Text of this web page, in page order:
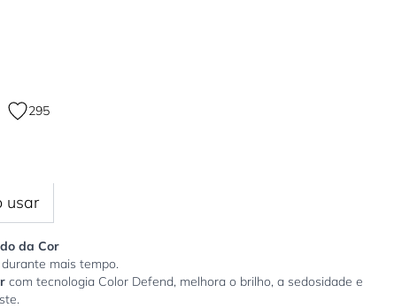
295
da Cor
mais tempo.
com tecnologia Color Defend, melhora o brilho, a sedosidade e
usar